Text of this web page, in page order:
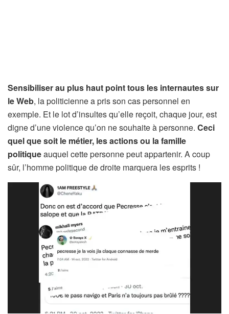
Sensibiliser au plus haut point tous les internautes sur
le Web, la politicienne a pris son cas personnel en
exemple. Et le lot d’insultes qu’elle reçoit, chaque jour, est
digne d’une violence qu’on ne souhaite à personne. Ceci
quel que soit le métier, les actions ou la famille
politiqueauquel cette personne peut appartenir. A coup
sûr, l’homme politique de droite marquera les esprits !